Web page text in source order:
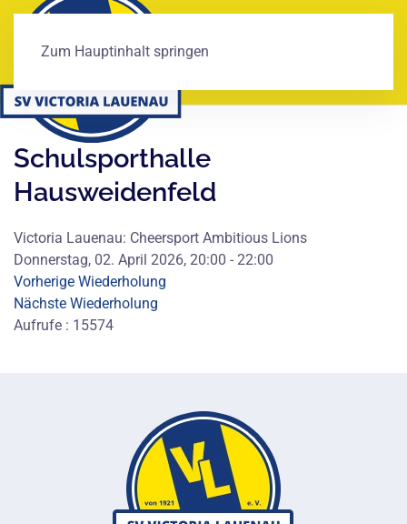
Zum Hauptinhalt springen
Schulsporthalle
Hausweidenfeld
Victoria Lauenau: Cheersport Ambitious Lions
Donnerstag, 02. April 2026, 20:00 - 22:00
Vorherige Wiederholung
Nächste Wiederholung
Aufrufe : 15574